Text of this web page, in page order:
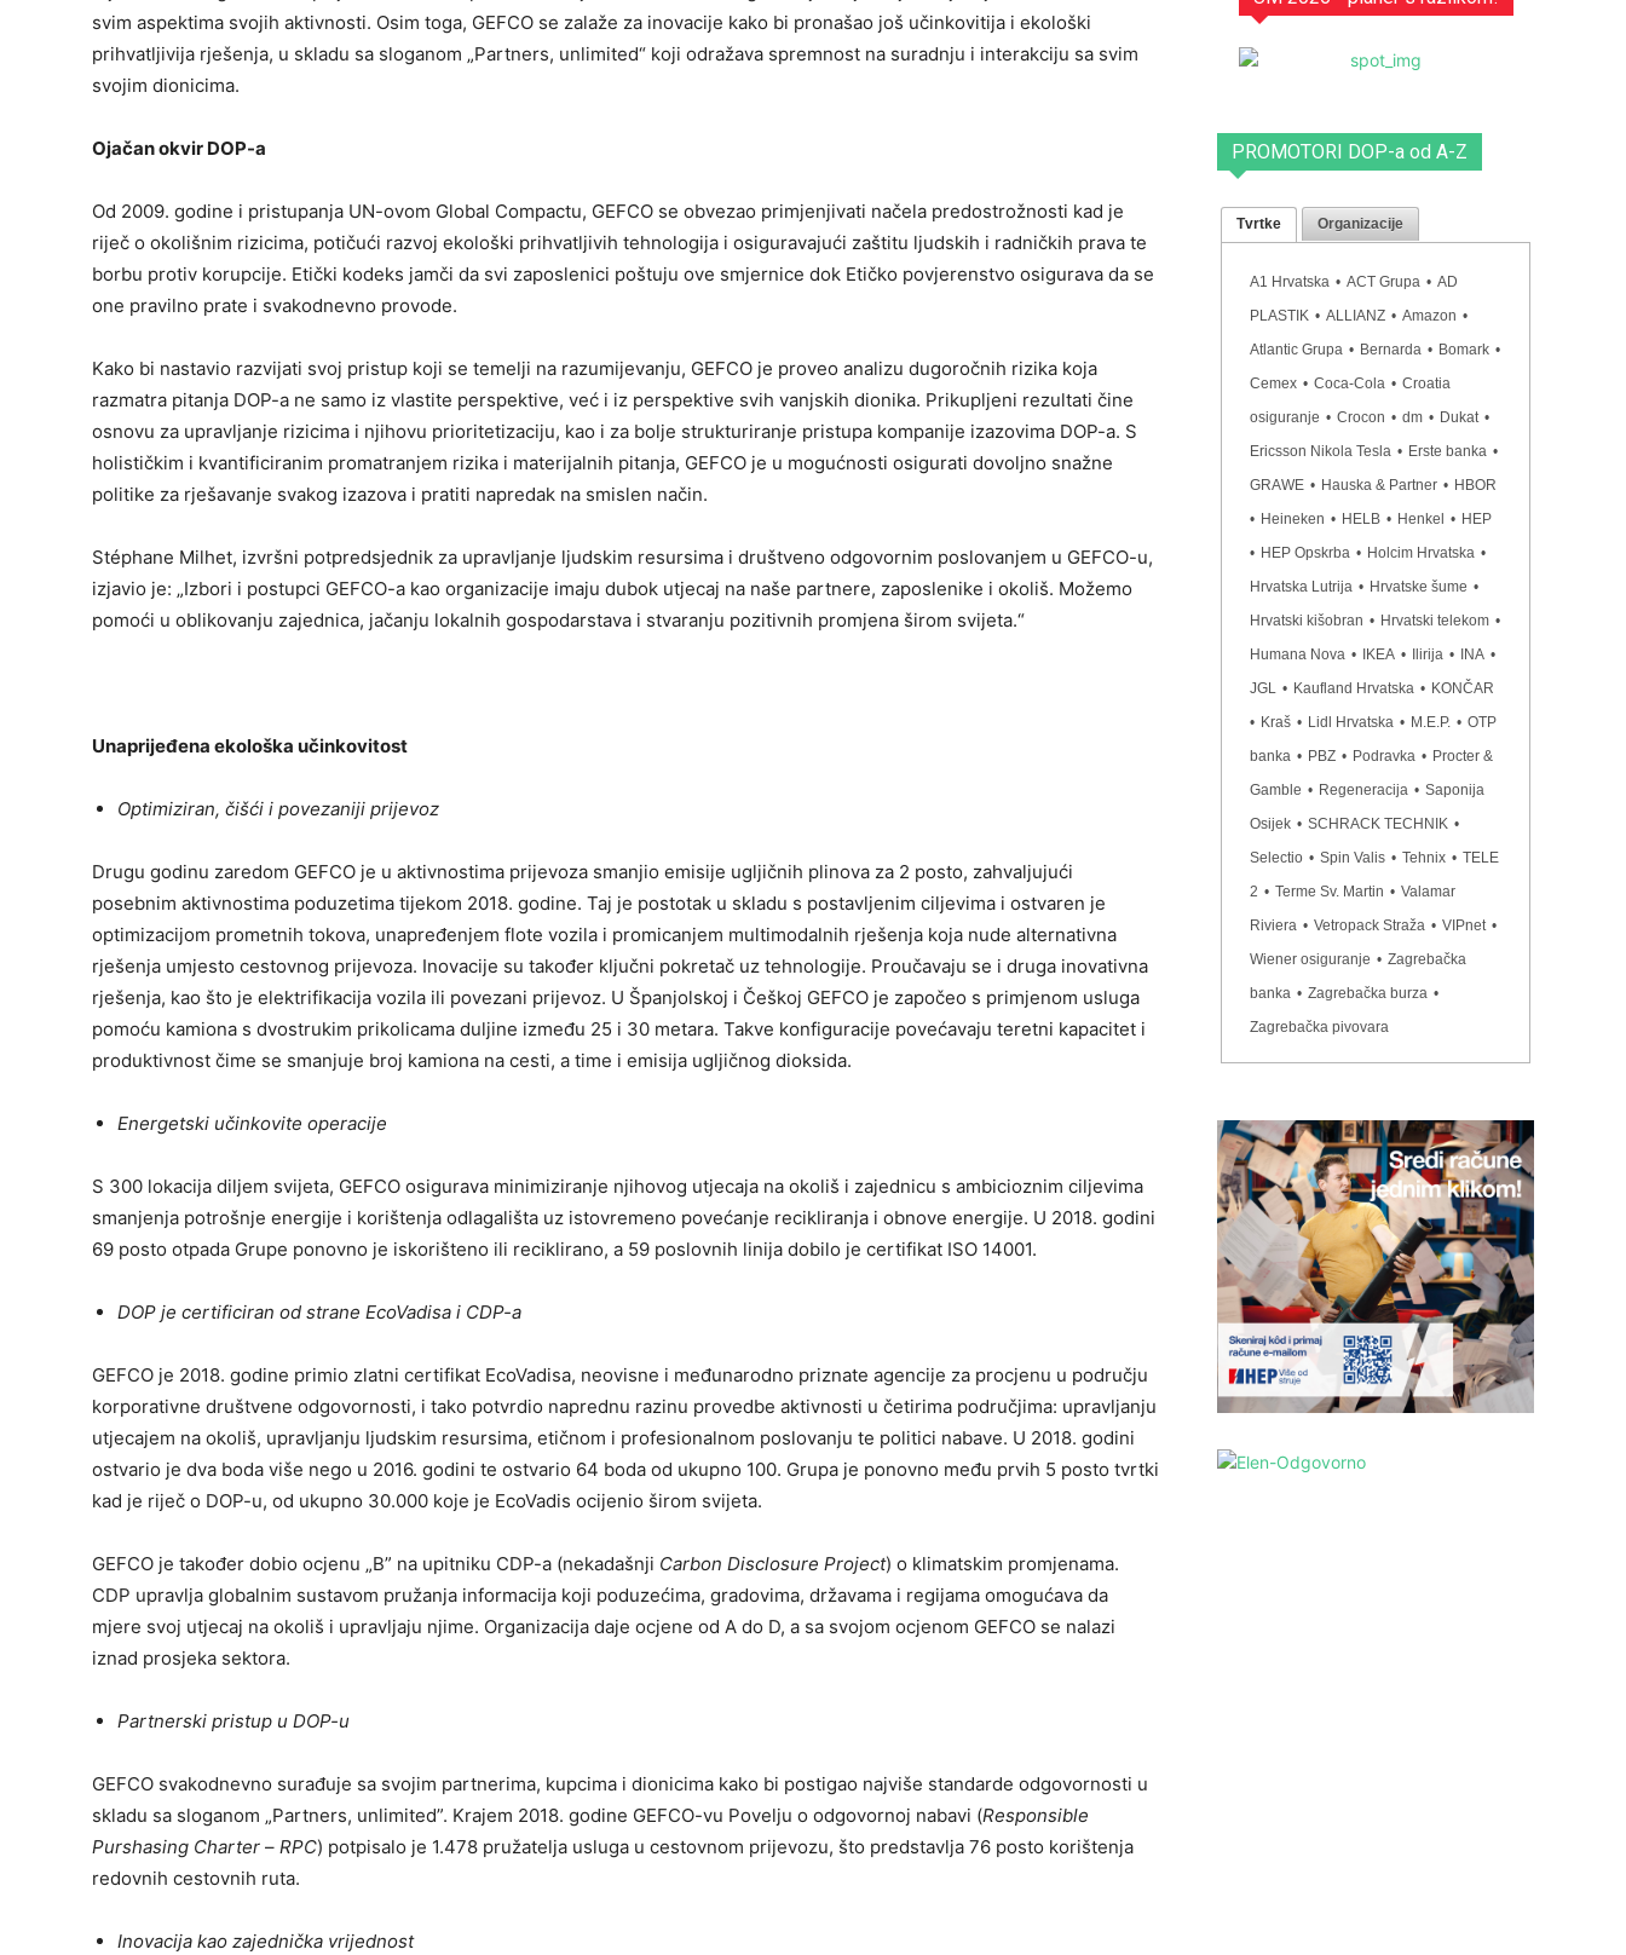
svim aspektima svojih aktivnosti. Osim toga, GEFCO se zalaže za inovacije kako bi pronašao još učinkovitija i ekološki
prihvatljivija rješenja, u skladu sa sloganom „Partners, unlimited“ koji odražava spremnost na suradnju i interakciju sa svim
svojim dionicima.
Ojačan okvir DOP-a
Od 2009. godine i pristupanja UN-ovom Global Compactu, GEFCO se obvezao primjenjivati načela predostrožnosti kad je
riječ o okolišnim rizicima, potičući razvoj ekološki prihvatljivih tehnologija i osiguravajući zaštitu ljudskih i radničkih prava te
borbu protiv korupcije. Etički kodeks jamči da svi zaposlenici poštuju ove smjernice dok Etičko povjerenstvo osigurava da se
one pravilno prate i svakodnevno provode.
Kako bi nastavio razvijati svoj pristup koji se temelji na razumijevanju, GEFCO je proveo analizu dugoročnih rizika koja
razmatra pitanja DOP-a ne samo iz vlastite perspektive, već i iz perspektive svih vanjskih dionika. Prikupljeni rezultati čine
osnovu za upravljanje rizicima i njihovu prioritetizaciju, kao i za bolje strukturiranje pristupa kompanije izazovima DOP-a. S
holističkim i kvantificiranim promatranjem rizika i materijalnih pitanja, GEFCO je u mogućnosti osigurati dovoljno snažne
politike za rješavanje svakog izazova i pratiti napredak na smislen način.
Stéphane Milhet, izvršni potpredsjednik za upravljanje ljudskim resursima i društveno odgovornim poslovanjem u GEFCO-u,
izjavio je: „Izbori i postupci GEFCO-a kao organizacije imaju dubok utjecaj na naše partnere, zaposlenike i okoliš. Možemo
pomoći u oblikovanju zajednica, jačanju lokalnih gospodarstava i stvaranju pozitivnih promjena širom svijeta.“
Unaprijeđena ekološka učinkovitost
Optimiziran, čišći i povezaniji prijevoz
Drugu godinu zaredom GEFCO je u aktivnostima prijevoza smanjio emisije ugljičnih plinova za 2 posto, zahvaljujući
posebnim aktivnostima poduzetima tijekom 2018. godine. Taj je postotak u skladu s postavljenim ciljevima i ostvaren je
optimizacijom prometnih tokova, unapređenjem flote vozila i promicanjem multimodalnih rješenja koja nude alternativna
rješenja umjesto cestovnog prijevoza. Inovacije su također ključni pokretač uz tehnologije. Proučavaju se i druga inovativna
rješenja, kao što je elektrifikacija vozila ili povezani prijevoz. U Španjolskoj i Češkoj GEFCO je započeo s primjenom usluga
pomoću kamiona s dvostrukim prikolicama duljine između 25 i 30 metara. Takve konfiguracije povećavaju teretni kapacitet i
produktivnost čime se smanjuje broj kamiona na cesti, a time i emisija ugljičnog dioksida.
Energetski učinkovite operacije
S 300 lokacija diljem svijeta, GEFCO osigurava minimiziranje njihovog utjecaja na okoliš i zajednicu s ambicioznim ciljevima
smanjenja potrošnje energije i korištenja odlagališta uz istovremeno povećanje recikliranja i obnove energije. U 2018. godini
69 posto otpada Grupe ponovno je iskorišteno ili reciklirano, a 59 poslovnih linija dobilo je certifikat ISO 14001.
DOP je certificiran od strane EcoVadisa i CDP-a
GEFCO je 2018. godine primio zlatni certifikat EcoVadisa, neovisne i međunarodno priznate agencije za procjenu u području
korporativne društvene odgovornosti, i tako potvrdio naprednu razinu provedbe aktivnosti u četirima područjima: upravljanju
utjecajem na okoliš, upravljanju ljudskim resursima, etičnom i profesionalnom poslovanju te politici nabave. U 2018. godini
ostvario je dva boda više nego u 2016. godini te ostvario 64 boda od ukupno 100. Grupa je ponovno među prvih 5 posto tvrtki
kad je riječ o DOP-u, od ukupno 30.000 koje je EcoVadis ocijenio širom svijeta.
GEFCO je također dobio ocjenu „B” na upitniku CDP-a (nekadašnji Carbon Disclosure Project) o klimatskim promjenama.
CDP upravlja globalnim sustavom pružanja informacija koji poduzećima, gradovima, državama i regijama omogućava da
mjere svoj utjecaj na okoliš i upravljaju njime. Organizacija daje ocjene od A do D, a sa svojom ocjenom GEFCO se nalazi
iznad prosjeka sektora.
Partnerski pristup u DOP-u
GEFCO svakodnevno surađuje sa svojim partnerima, kupcima i dionicima kako bi postigao najviše standarde odgovornosti u
skladu sa sloganom „Partners, unlimited”. Krajem 2018. godine GEFCO-vu Povelju o odgovornoj nabavi (Responsible
Purshasing Charter – RPC) potpisalo je 1.478 pružatelja usluga u cestovnom prijevozu, što predstavlja 76 posto korištenja
redovnih cestovnih ruta.
Inovacija kao zajednička vrijednost
PROMOTORI DOP-a od A-Z
Tvrtke Organizacije
A1 Hrvatska • ACT Grupa • AD
PLASTIK • ALLIANZ • Amazon •
Atlantic Grupa • Bernarda • Bomark •
Cemex • Coca-Cola • Croatia
osiguranje • Crocon • dm • Dukat •
Ericsson Nikola Tesla • Erste banka •
GRAWE • Hauska & Partner • HBOR
• Heineken • HELB • Henkel • HEP
• HEP Opskrba • Holcim Hrvatska •
Hrvatska Lutrija • Hrvatske šume •
Hrvatski kišobran • Hrvatski telekom •
Humana Nova • IKEA • Ilirija • INA •
JGL • Kaufland Hrvatska • KONČAR
• Kraš • Lidl Hrvatska • M.E.P. • OTP
banka • PBZ • Podravka • Procter &
Gamble • Regeneracija • Saponija
Osijek • SCHRACK TECHNIK •
Selectio • Spin Valis • Tehnix • TELE
2 • Terme Sv. Martin • Valamar
Riviera • Vetropack Straža • VIPnet •
Wiener osiguranje • Zagrebačka
banka • Zagrebačka burza •
Zagrebačka pivovara